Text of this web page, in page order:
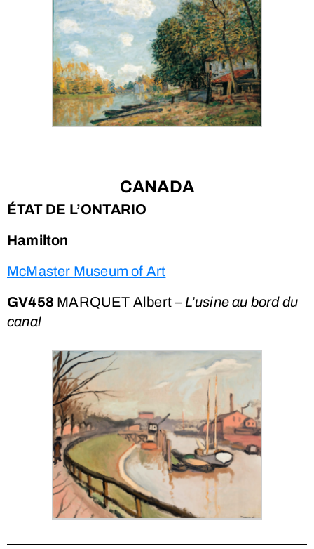
CANADA
ÉTAT DE L’ONTARIO
Hamilton
McMaster Museum of Art
GV458 MARQUET Albert – L’usine au bord du
canal